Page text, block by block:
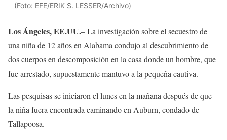
(Foto: EFE/ERIK S. LESSER/Archivo)
Los Ángeles, EE.UU.– La investigación sobre el secuestro de
una niña de 12 años en Alabama condujo al descubrimiento de
dos cuerpos en descomposición en la casa donde un hombre, que
fue arrestado, supuestamente mantuvo a la pequeña cautiva.
Las pesquisas se iniciaron el lunes en la mañana después de que
la niña fuera encontrada caminando en Auburn, condado de
Tallapoosa.